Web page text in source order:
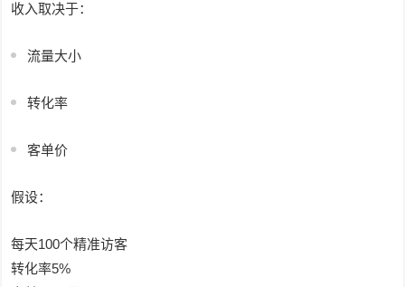
收入取决于：
流量大小
转化率
客单价
假设：
每天100个精准访客
转化率5%